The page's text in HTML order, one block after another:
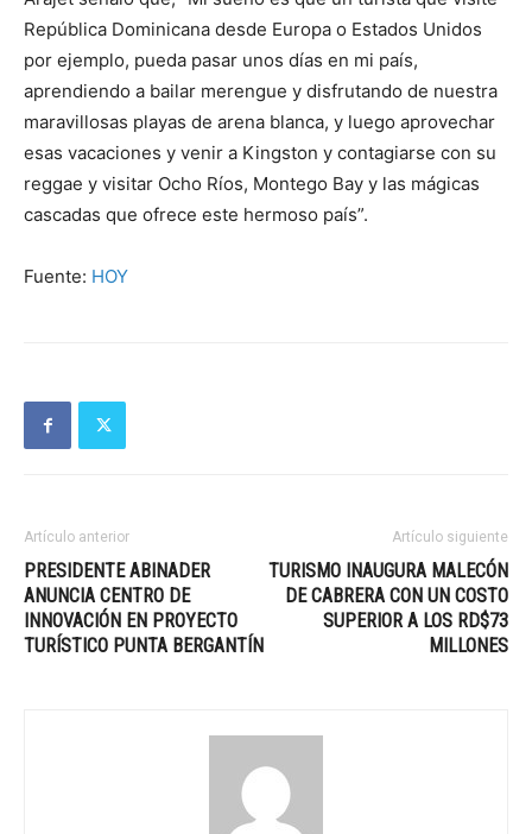
República Dominicana desde Europa o Estados Unidos
por ejemplo, pueda pasar unos días en mi país,
aprendiendo a bailar merengue y disfrutando de nuestra
maravillosas playas de arena blanca, y luego aprovechar
esas vacaciones y venir a Kingston y contagiarse con su
reggae y visitar Ocho Ríos, Montego Bay y las mágicas
cascadas que ofrece este hermoso país”.
Fuente: HOY
Artículo anterior
PRESIDENTE ABINADER
ANUNCIA CENTRO DE
INNOVACIÓN EN PROYECTO
TURÍSTICO PUNTA BERGANTÍN
Artículo siguiente
TURISMO INAUGURA MALECÓN
DE CABRERA CON UN COSTO
SUPERIOR A LOS RD$73
MILLONES